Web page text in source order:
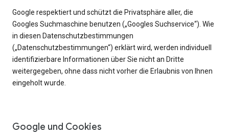
Google respektiert und schützt die Privatsphäre aller, die
Googles Suchmaschine benutzen („Googles Suchservice“). Wie
in diesen Datenschutzbestimmungen
(„Datenschutzbestimmungen“) erklärt wird, werden individuell
identifizierbare Informationen über Sie nicht an Dritte
weitergegeben, ohne dass nicht vorher die Erlaubnis von Ihnen
eingeholt wurde.
Google und Cookies